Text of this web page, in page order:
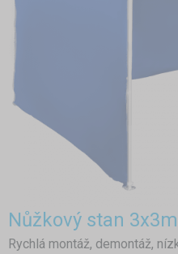
Nůžkový stan
Rychlá montáž, demontáž,